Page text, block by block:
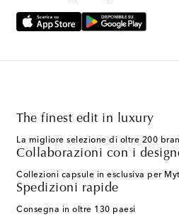
The finest edit in luxury
La migliore selezione di oltre 200
Collaborazioni con i
Collezioni capsule in esclusiva per
Spedizioni rapide
Consegna in oltre 130 paesi